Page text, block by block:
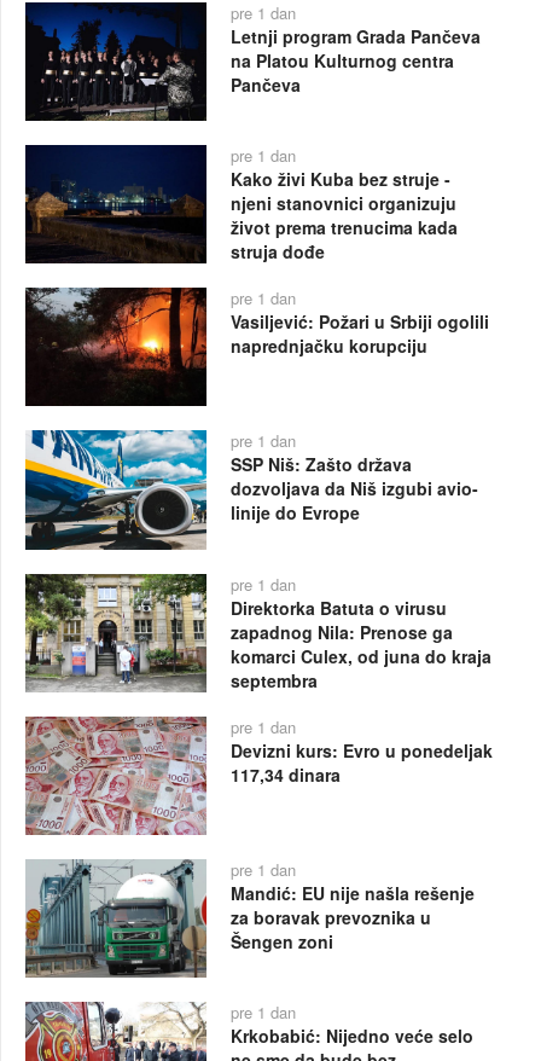
pre 1 dan
Letnji program Grada Pančeva
na Platou Kulturnog centra
Pančeva
pre 1 dan
Kako živi Kuba bez struje -
njeni stanovnici organizuju
život prema trenucima kada
struja dođe
pre 1 dan
Vasiljević: Požari u Srbiji ogolili
naprednjačku korupciju
pre 1 dan
SSP Niš: Zašto država
dozvoljava da Niš izgubi avio-
linije do Evrope
pre 1 dan
Direktorka Batuta o virusu
zapadnog Nila: Prenose ga
komarci Culex, od juna do kraja
septembra
pre 1 dan
Devizni kurs: Evro u ponedeljak
117,34 dinara
pre 1 dan
Mandić: EU nije našla rešenje
za boravak prevoznika u
Šengen zoni
pre 1 dan
Krkobabić: Nijedno veće selo